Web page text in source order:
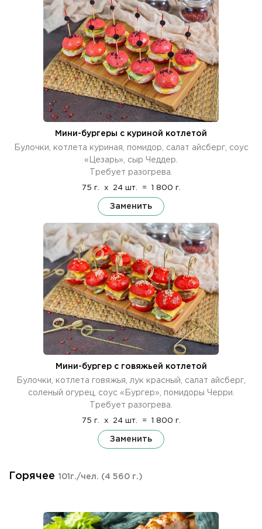
Мини-бургеры с куриной котлетой
Булочки, котлета куриная, помидор, салат айсберг, соус
«Цезарь», сыр Чеддер.
Требует разогрева.
75 г. x 24 шт. = 1 800 г.
Заменить
Мини-бургер с говяжьей котлетой
Булочки, котлета говяжья, лук красный, салат айсберг,
соленый огурец, соус «Бургер», помидоры Черри.
Требует разогрева.
75 г. x 24 шт. = 1 800 г.
Заменить
Горячее 101г./чел. (4 560 г.)